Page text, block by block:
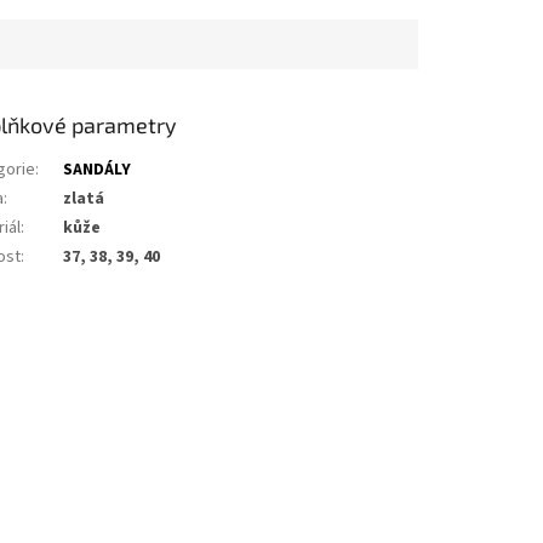
parametry
:
SANDÁLY
:
zlatá
:
kůže
: 37, 38, 39, 40